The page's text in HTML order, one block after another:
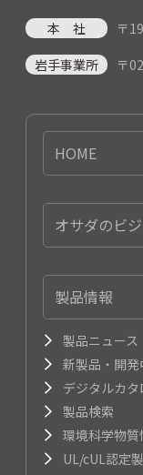
本 社 〒
岩手事業所
〒
HOME
オサダのビ
製品情報
製品ニュース
新製品・開
デジタルカタ
製品検索
環境科学物質
UL/cUL認定